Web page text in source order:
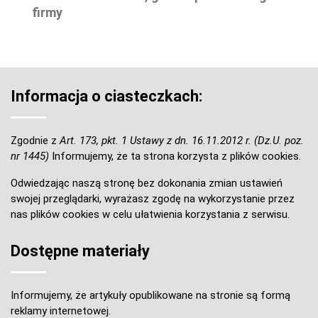
firmy
Informacja o ciasteczkach:
Zgodnie z Art. 173, pkt. 1 Ustawy z dn. 16.11.2012 r. (Dz.U. poz.
nr 1445) Informujemy, że ta strona korzysta z plików cookies.
Odwiedzając naszą stronę bez dokonania zmian ustawień
swojej przeglądarki, wyrażasz zgodę na wykorzystanie przez
nas plików cookies w celu ułatwienia korzystania z serwisu.
Dostępne materiały
Informujemy, że artykuły opublikowane na stronie są formą
reklamy internetowej.